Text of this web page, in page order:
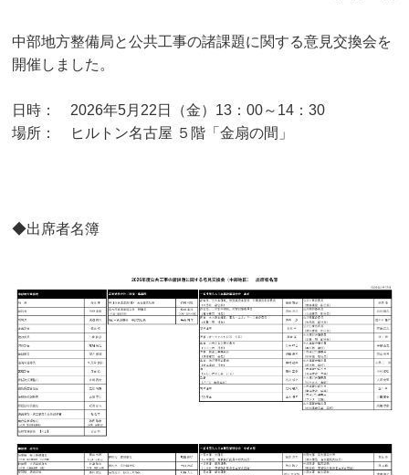
中部地方整備局と公共工事の諸課題に関する意見交換会を
開催しました。
日時： 2026年5月22日（金）13：00～14：30
場所： ヒルトン名古屋 ５階「金扇の間」
◆出席者名簿